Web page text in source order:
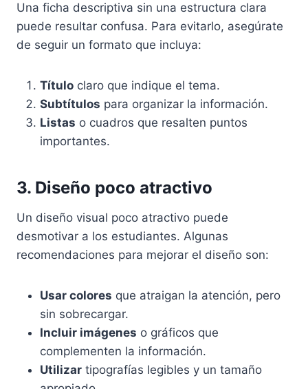
Una ficha descriptiva sin una estructura clara
puede resultar confusa. Para evitarlo, asegúrate
de seguir un formato que incluya:
Título claro que indique el tema.
Subtítulos para organizar la información.
Listas o cuadros que resalten puntos
importantes.
3. Diseño poco atractivo
Un diseño visual poco atractivo puede
desmotivar a los estudiantes. Algunas
recomendaciones para mejorar el diseño son:
Usar colores que atraigan la atención, pero
sin sobrecargar.
Incluir imágenes o gráficos que
complementen la información.
Utilizar tipografías legibles y un tamaño